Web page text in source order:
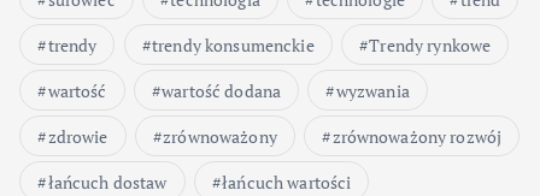
trendy
trendy konsumenckie
Trendy rynkowe
wartość
wartość dodana
wyzwania
zdrowie
zrównoważony
zrównoważony rozwój
łańcuch dostaw
łańcuch wartości